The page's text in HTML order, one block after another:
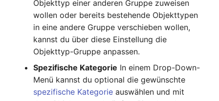
Monitor
Netz
Netzbereiche
Switch Chassis
Systemdienst
Telefon
Telefonanlage
Objekttyp einer anderen Gruppe zuweisen
wollen oder bereits bestehende Objekttypen
in eine andere Gruppe verschieben wollen,
kannst du über diese Einstellung die
Objekttyp-Gruppe anpassen.
Spezifische Kategorie In einem Drop-Down-
Menü kannst du optional die gewünschte
spezifische Kategorie auswählen und mit